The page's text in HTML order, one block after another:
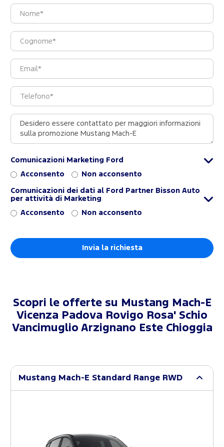
Comunicazioni Marketing Ford
Acconsento Non acconsento
Comunicazioni dei dati al Ford Partner Bisson Auto
per attività di Marketing
Acconsento Non acconsento
Scopri le offerte su
Mustang Mach-E
Vicenza Padova Rovigo Rosa' Schio
Vancimuglio Arzignano Este Chioggia
Mustang Mach-E Standard Range RWD